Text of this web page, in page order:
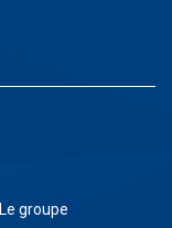
Le groupe